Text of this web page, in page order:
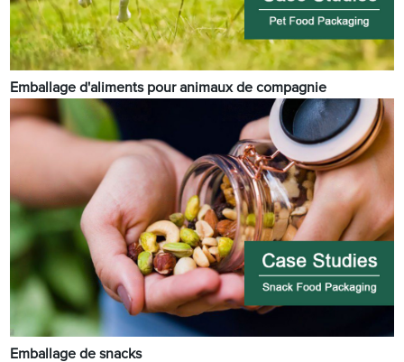
Emballage d'aliments pour animaux de compagnie
Emballage de snacks